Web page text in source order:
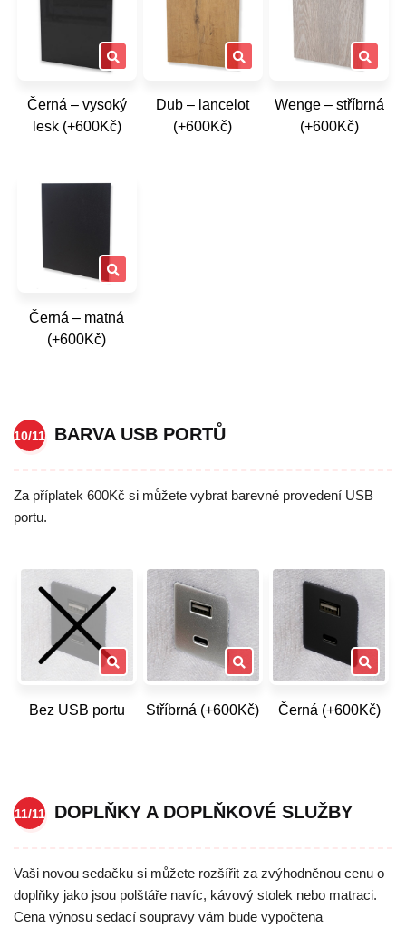
Černá – vysoký
lesk (+600Kč)
Dub – lancelot
(+600Kč)
Wenge – stříbrná
(+600Kč)
Černá – matná
(+600Kč)
10/11 BARVA USB PORTŮ
Za příplatek 600Kč si můžete vybrat barevné provedení USB
portu.
Bez USB portu Stříbrná (+600Kč) Černá (+600Kč)
11/11 DOPLŇKY A DOPLŇKOVÉ SLUŽBY
Vaši novou sedačku si můžete rozšířit za zvýhodněnou cenu o
doplňky jako jsou polštáře navíc, kávový stolek nebo matraci.
Cena výnosu sedací soupravy vám bude vypočtena